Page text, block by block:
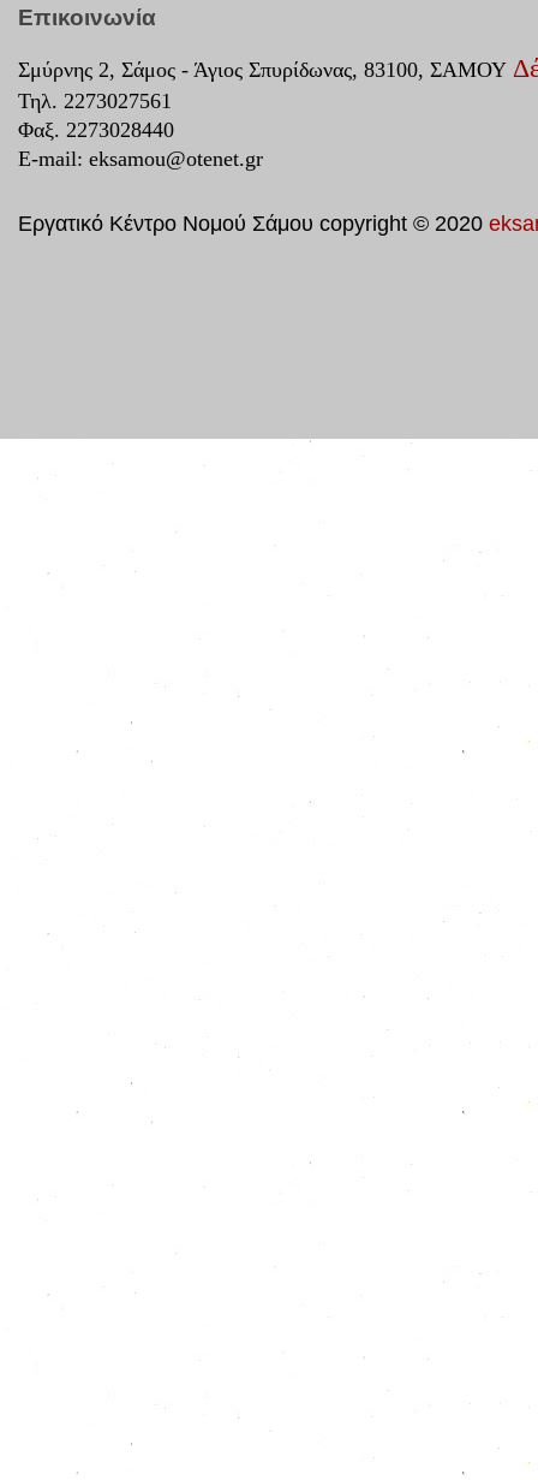
Επικοινωνία
Σμύρνης 2, Σάμος - Άγιος Σπυρίδωνας, 83100, ΣΑΜΟΥ
Τηλ. 2273027561
Φαξ. 2273028440
E-mail: eksamou@otenet.gr
Εργατικό Κέντρο Νομού Σάμου copyright © 2020